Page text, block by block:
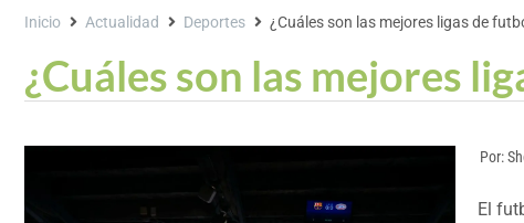
¿Cuáles son las mejores
Inicio Actualidad Deportes ¿Cuáles son las mejores ligas de
Por:
El